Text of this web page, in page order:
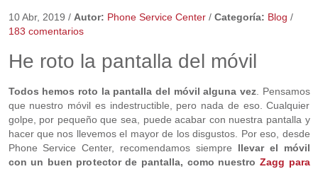
10 Abr, 2019 / Autor: Phone Service Center/ Categoría: Blog /
183 comentarios
He roto la pantalla del móvil
Todos hemos roto la pantalla del móvil alguna vez. Pensamos
que nuestro móvil es indestructible, pero nada de eso. Cualquier
golpe, por pequeño que sea, puede acabar con nuestra pantalla y
hacer que nos llevemos el mayor de los disgustos. Por eso, desde
Phone Service Center, recomendamos siempre llevar el móvil
con un buen protector de pantalla, como nuestro Zagg para